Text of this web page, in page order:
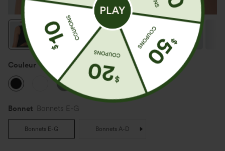
Couleur Noir
Bonnet Bonnets E-G
Bonnets E-G Bonnets A-D